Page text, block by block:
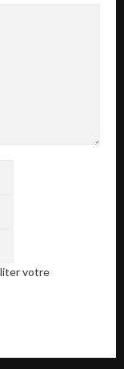
votre